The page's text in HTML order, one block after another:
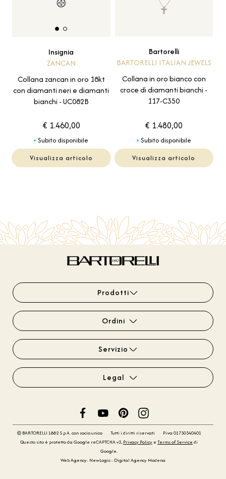
Insignia
ZANCAN
Collana zancan in oro 18kt
con diamanti neri e diamanti
bianchi - UC082B
€ 1.460,00
Subito disponibile
Visualizza articolo
Bartorelli
BARTORELLI ITALIAN JEWELS
Collana in oro bianco con
croce di diamanti bianchi -
117-C350
€ 1.480,00
Subito disponibile
Visualizza articolo
Prodotti
Ordini
Servizio
Legal
© BARTORELLI 1882 S.p.A. con socio unico Tutti i diritti riservati
P.iva 01730340401
Questo sito è protetto da Google reCAPTCHA v3, Privacy Policy e Terms of Service di
Google.
Web Agency: NewLogic - Digital Agency Modena